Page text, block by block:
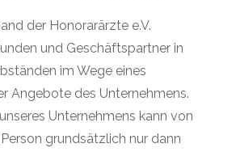
der Honorarärzte e.V.
und Geschäftspartner in
im Wege eines
Angebote des Unternehmens.
Unternehmens kann von
grundsätzlich nur dann